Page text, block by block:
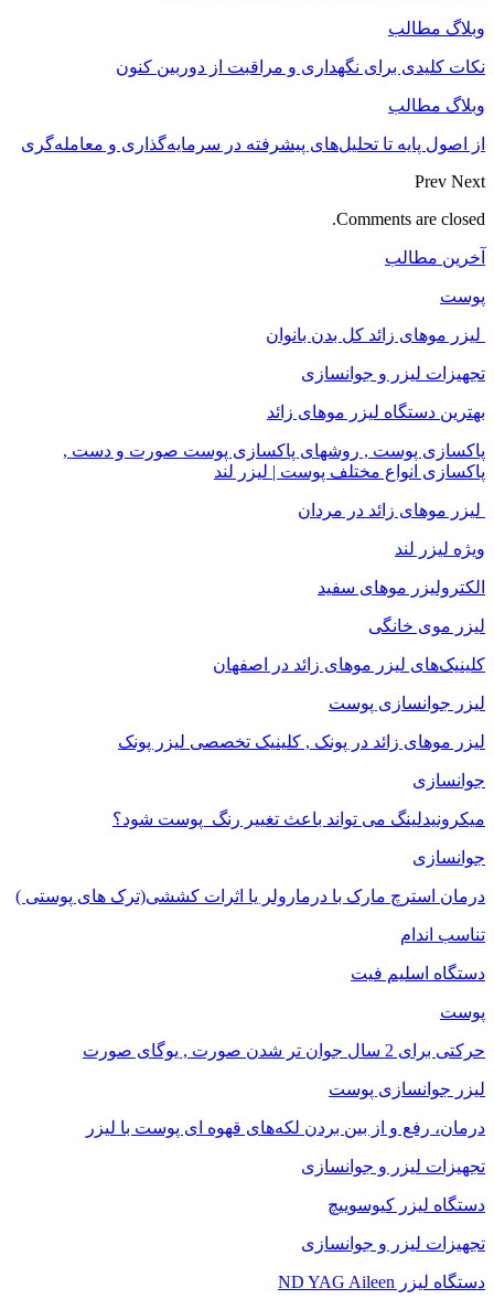
وبلاگ مطالب
نکات کلیدی برای نگهداری و مراقبت از دوربین کنون
وبلاگ مطالب
از اصول پایه تا تحلیل‌های پیشرفته در سرمایه‌گذاری و معامله‌گری
Prev Next
Comments are closed.
آخرین مطالب
پوست
لیزر موهای زائد کل بدن بانوان
تجهیزات لیزر و جوانسازی
بهترین دستگاه لیزر موهای زائد
پاکسازی پوست , روشهای پاکسازی پوست صورت و دست ,
پاکسازی انواع مختلف پوست | لیزر لند
لیزر موهای زائد در مردان
ویژه لیزر لند
الکترولیزر موهای سفید
لیزر موی خانگی
کلینیک‌های لیزر موهای زائد در اصفهان
لیزر جوانسازی پوست
لیزر موهای زائد در پونک , کلینیک تخصصی لیزر پونک
جوانسازی
میکرونیدلینگ می تواند باعث تغییر رنگ ‍ پوست شود؟
جوانسازی
درمان استرچ مارک با درمارولر یا اثرات کششی(ترک های پوستی )
تناسب اندام
دستگاه اسلیم فیت
پوست
حرکتی برای 2 سال جوان تر شدن صورت , یوگای صورت
لیزر جوانسازی پوست
درمان، رفع و از بین بردن لکه‌های قهوه ای پوست با لیزر
تجهیزات لیزر و جوانسازی
دستگاه لیزر کیوسوییچ
تجهیزات لیزر و جوانسازی
دستگاه لیزر ND YAG Aileen